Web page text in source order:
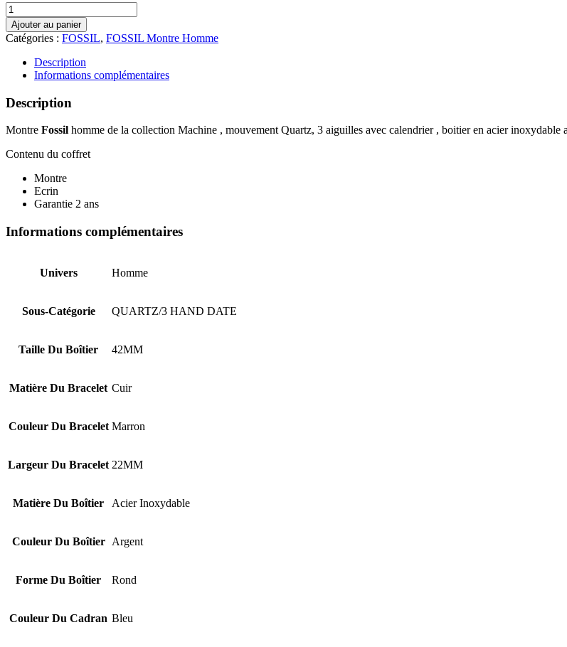
quantité
de
MONTRE
FOSSIL
FS5920
Ajouter au panier
Catégories : FOSSIL, FOSSIL Montre Homme
Description
Informations complémentaires
Description
Montre Fossil homme de la collection Machine , mouvement Quartz, 3 aiguilles avec calendrier , boitier en acier inoxydable
Contenu du coffret
Montre
Ecrin
Garantie 2 ans
Informations complémentaires
Univers Homme
Sous-Catégorie QUARTZ/3 HAND DATE
Taille Du Boîtier 42MM
Matière Du Bracelet Cuir
Couleur Du Bracelet Marron
Largeur Du Bracelet 22MM
Matière Du Boîtier Acier Inoxydable
Couleur Du Boîtier Argent
Forme Du Boîtier Rond
Couleur Du Cadran Bleu